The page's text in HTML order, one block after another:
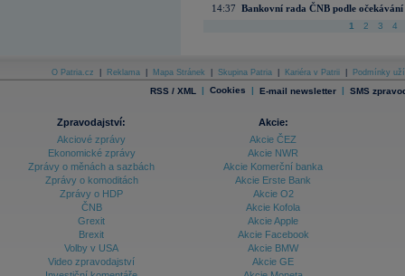
14:37 Bankovní rada ČNB podle
1 2 3 4
O Patria.cz Reklama Mapa Stránek Skupina Patria Kariéra v Patrii Podmínky
RSS / XML | Cookies | E-mail newsletter | SMS
Zpravodajství:
Akciové zprávy
Ekonomické zprávy
Zprávy o měnách a sazbách
Zprávy o komoditách
Zprávy o HDP
ČNB
Grexit
Brexit
Volby v USA
Video zpravodajství
Akcie:
Akcie ČEZ
Akcie NWR
Akcie Komerční banka
Akcie Erste Bank
Akcie O2
Akcie Kofola
Akcie Apple
Akcie Facebook
Akcie BMW
Akcie GE